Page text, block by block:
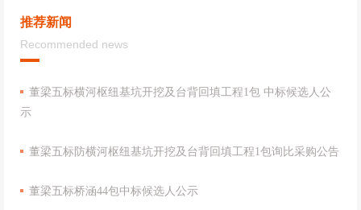
推荐新闻
Recommended news
董梁五标横河枢纽基坑开挖及台背回填工程1包 中标候选人公
示
董梁五标防横河枢纽基坑开挖及台背回填工程1包询比采购公告
董梁五标桥涵44包中标候选人公示